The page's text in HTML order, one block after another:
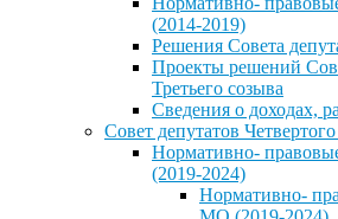
(2014-2019)
Решения Совета
Проекты решений
Третьего созыва
Сведения о доходах,
Совет депутатов
Нормативно-
(2019-2024)
Нормативно-